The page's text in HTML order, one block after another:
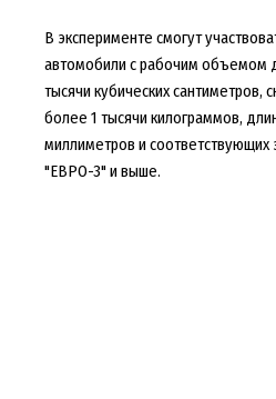
В эксперименте смогут
автомобили с рабочим объемом
тысячи кубических сантиметров,
более 1 тысячи килограммов,
миллиметров и соответствующих
"ЕВРО-3" и выше.